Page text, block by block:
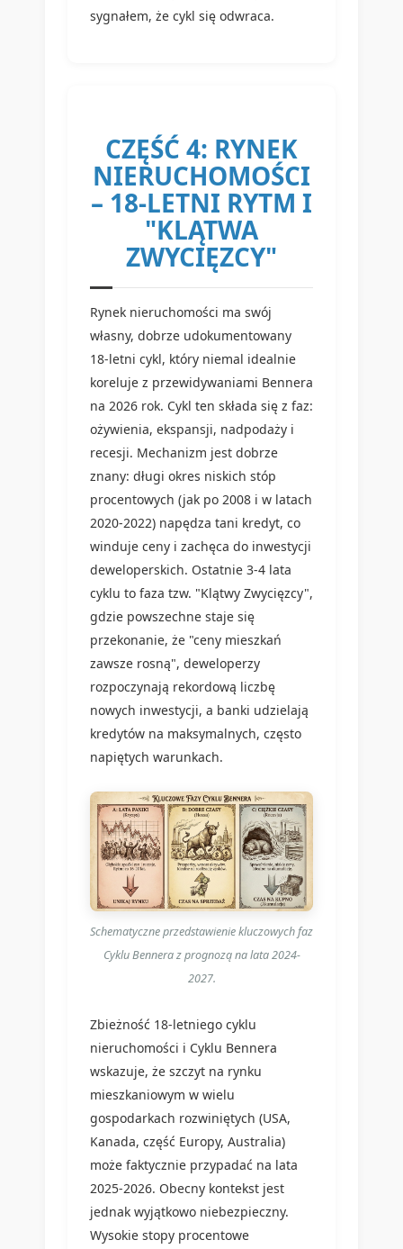
sygnałem, że cykl się odwraca.
CZĘŚĆ 4: RYNEK
NIERUCHOMOŚCI
– 18-LETNI RYTM I
"KLĄTWA
ZWYCIĘZCY"
Rynek nieruchomości ma swój
własny, dobrze udokumentowany
18-letni cykl, który niemal idealnie
koreluje z przewidywaniami Bennera
na 2026 rok. Cykl ten składa się z faz:
ożywienia, ekspansji, nadpodaży i
recesji. Mechanizm jest dobrze
znany: długi okres niskich stóp
procentowych (jak po 2008 i w latach
2020-2022) napędza tani kredyt, co
winduje ceny i zachęca do inwestycji
deweloperskich. Ostatnie 3-4 lata
cyklu to faza tzw. "Klątwy Zwycięzcy",
gdzie powszechne staje się
przekonanie, że "ceny mieszkań
zawsze rosną", deweloperzy
rozpoczynają rekordową liczbę
nowych inwestycji, a banki udzielają
kredytów na maksymalnych, często
napiętych warunkach.
Schematyczne przedstawienie kluczowych faz
Cyklu Bennera z prognozą na lata 2024-
2027.
Zbieżność 18-letniego cyklu
nieruchomości i Cyklu Bennera
wskazuje, że szczyt na rynku
mieszkaniowym w wielu
gospodarkach rozwiniętych (USA,
Kanada, część Europy, Australia)
może faktycznie przypadać na lata
2025-2026. Obecny kontekst jest
jednak wyjątkowo niebezpieczny.
Wysokie stopy procentowe